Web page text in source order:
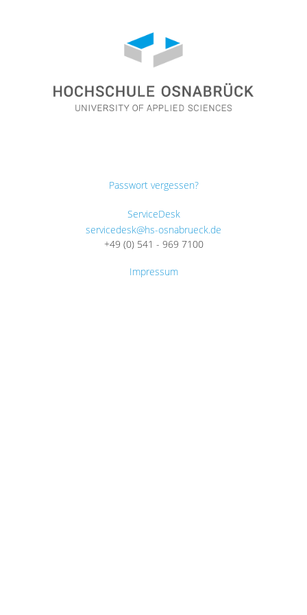
Passwort vergessen?
ServiceDesk
servicedesk@hs-osnabrueck.de
+49 (0) 541 - 969 7100
Impressum